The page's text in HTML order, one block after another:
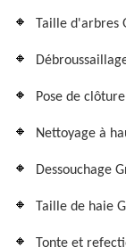
Taille d'arbres
Pose de
Nettoyage à
Dessouchage
Taille de haie
Tonte et